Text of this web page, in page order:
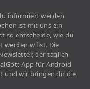
informiert werden
ist mit uns ein
so entscheide, wie du
werden willst. Die
der täglich
App für Android
und wir bringen dir die